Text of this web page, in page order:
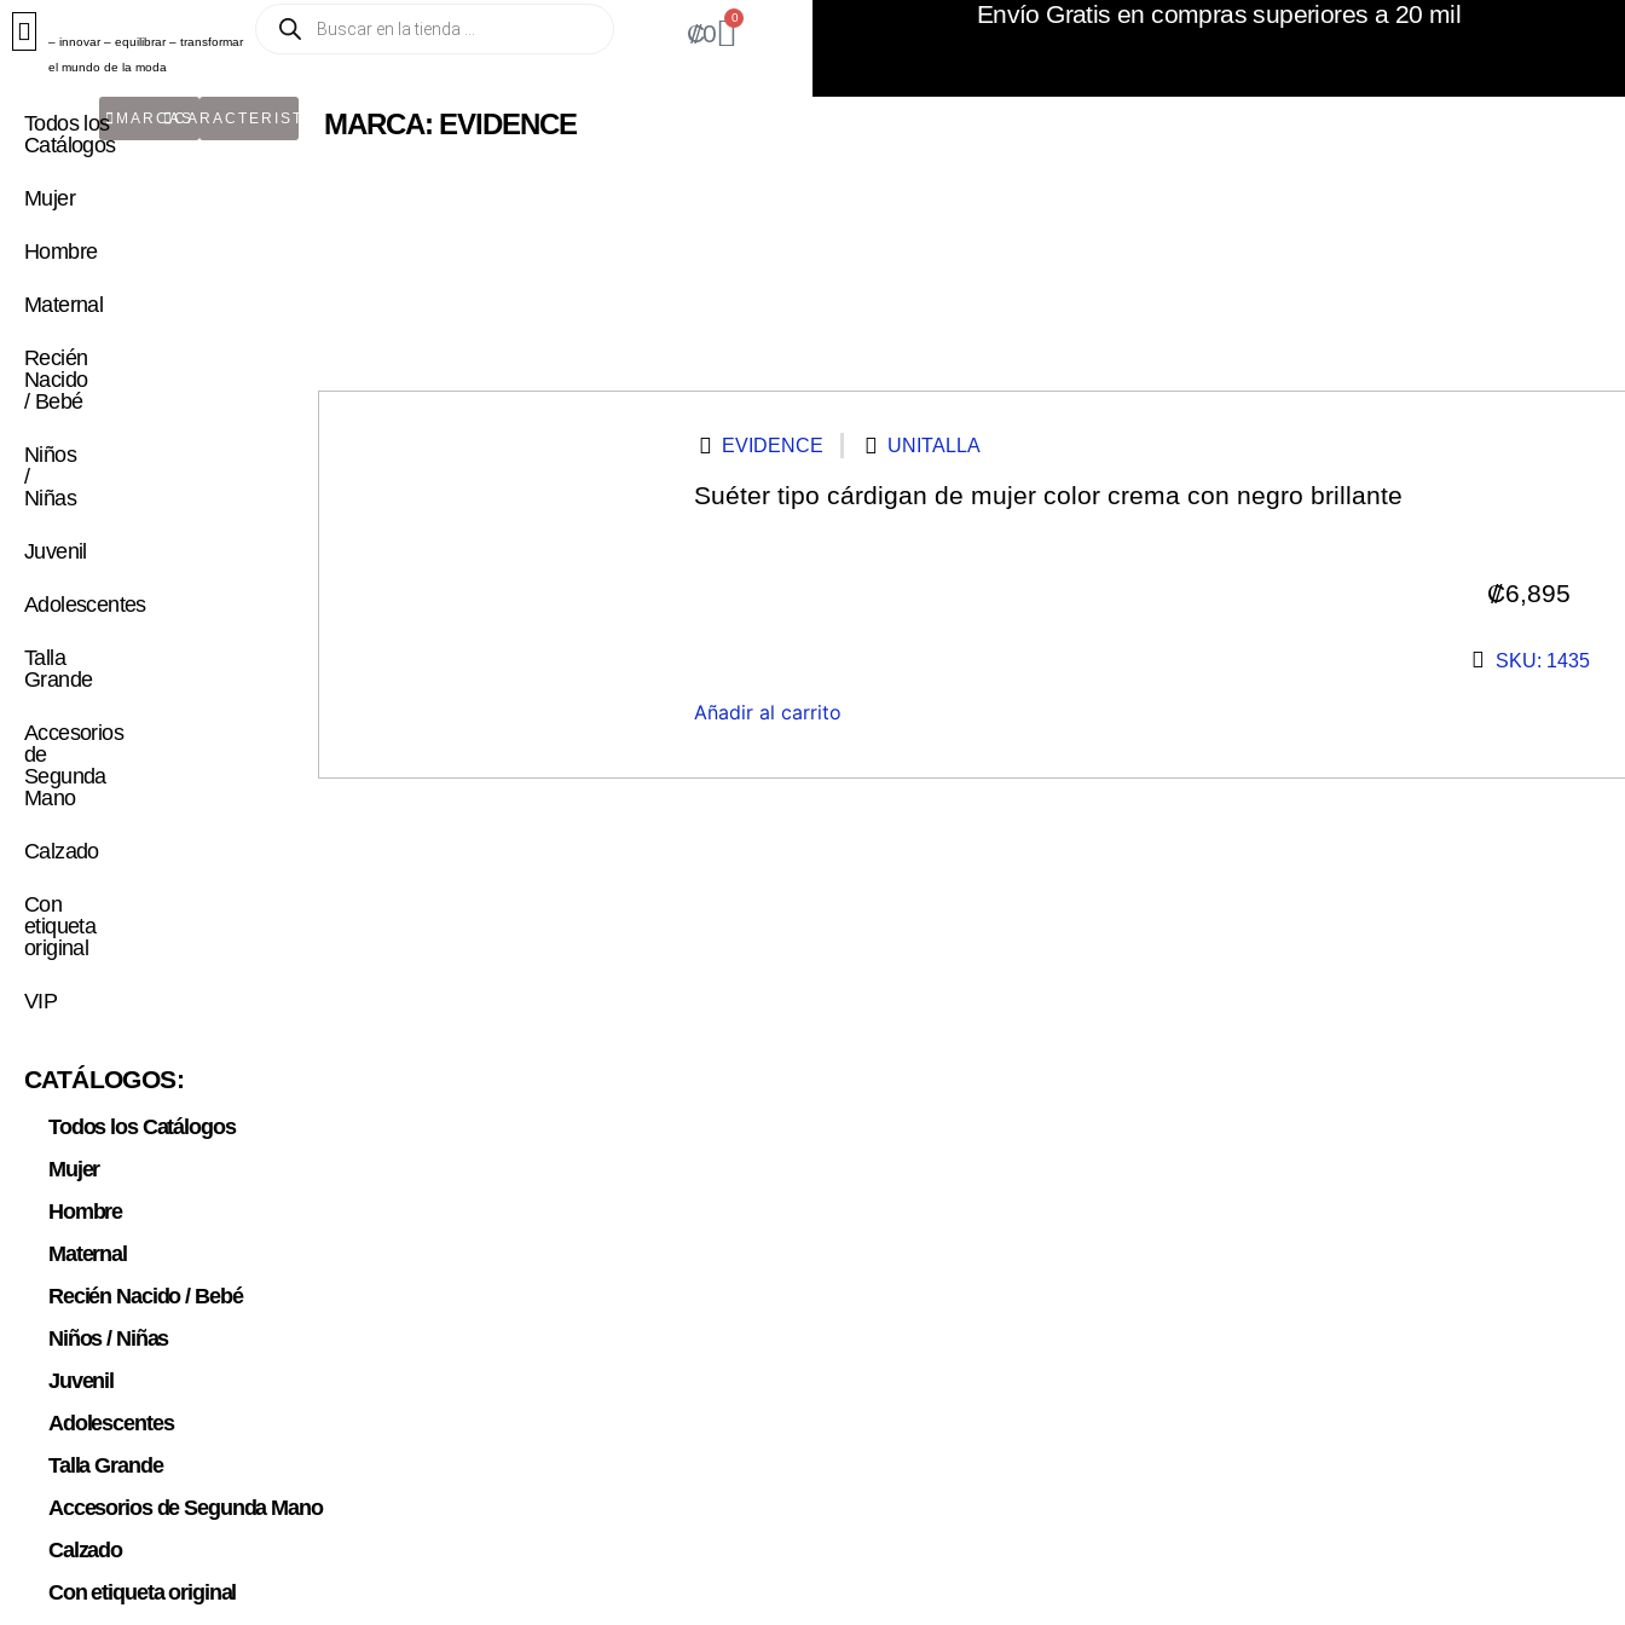
– innovar – equilibrar – transformar
el mundo de la moda
₡0
0 Envío Gratis en compras superiores a 20 mil
Todos los
Catálogos
Mujer
Hombre
Maternal
Recién
Nacido
/ Bebé
Niños
/
Niñas
Juvenil
Adolescentes
Talla
Grande
Accesorios
de
Segunda
Mano
Calzado
Con
etiqueta
original
VIP
MARCASCARACTERISTICAMARCA: EVIDENCE
EVIDENCE UNITALLA
Suéter tipo cárdigan de mujer color crema con negro brillante
₡6,895
SKU: 1435
Añadir al carrito
CATÁLOGOS:
Todos los Catálogos
Mujer
Hombre
Maternal
Recién Nacido / Bebé
Niños / Niñas
Juvenil
Adolescentes
Talla Grande
Accesorios de Segunda Mano
Calzado
Con etiqueta original